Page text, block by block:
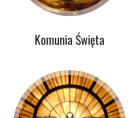
Komunia Święta